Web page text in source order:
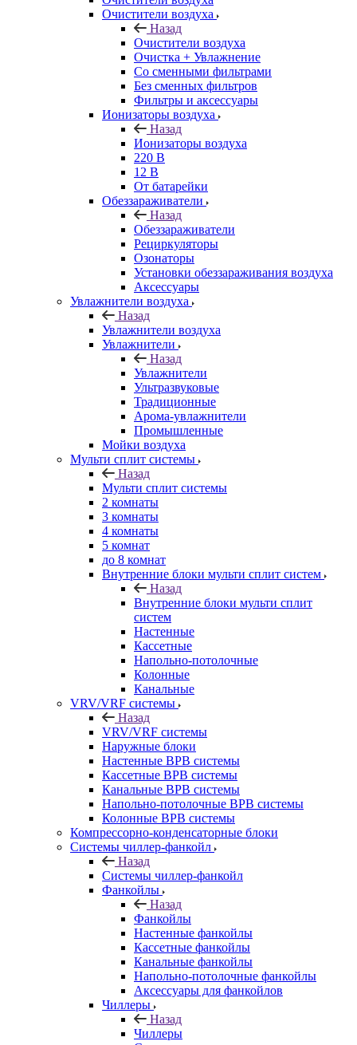
Очистители воздуха
Назад
Очистители воздуха
Очистка + Увлажнение
Cо сменными фильтрами
Без сменных фильтров
Фильтры и аксессуары
Ионизаторы воздуха
Назад
Ионизаторы воздуха
220 В
12 В
От батарейки
Обеззараживатели
Назад
Обеззараживатели
Рециркуляторы
Озонаторы
Установки обеззараживания воздуха
Аксессуары
Увлажнители воздуха
Назад
Увлажнители воздуха
Увлажнители
Назад
Увлажнители
Ультразвуковые
Традиционные
Арома-увлажнители
Промышленные
Мойки воздуха
Мульти сплит системы
Назад
Мульти сплит системы
2 комнаты
3 комнаты
4 комнаты
5 комнат
до 8 комнат
Внутренние блоки мульти сплит систем
Назад
Внутренние блоки мульти сплит
систем
Настенные
Кассетные
Напольно-потолочные
Колонные
Канальные
VRV/VRF системы
Назад
VRV/VRF системы
Наружные блоки
Настенные ВРВ системы
Кассетные ВРВ системы
Канальные ВРВ системы
Напольно-потолочные ВРВ системы
Колонные ВРВ системы
Компрессорно-конденсаторные блоки
Системы чиллер-фанкойл
Назад
Системы чиллер-фанкойл
Фанкойлы
Назад
Фанкойлы
Настенные фанкойлы
Кассетные фанкойлы
Канальные фанкойлы
Напольно-потолочные фанкойлы
Аксессуары для фанкойлов
Чиллеры
Назад
Чиллеры